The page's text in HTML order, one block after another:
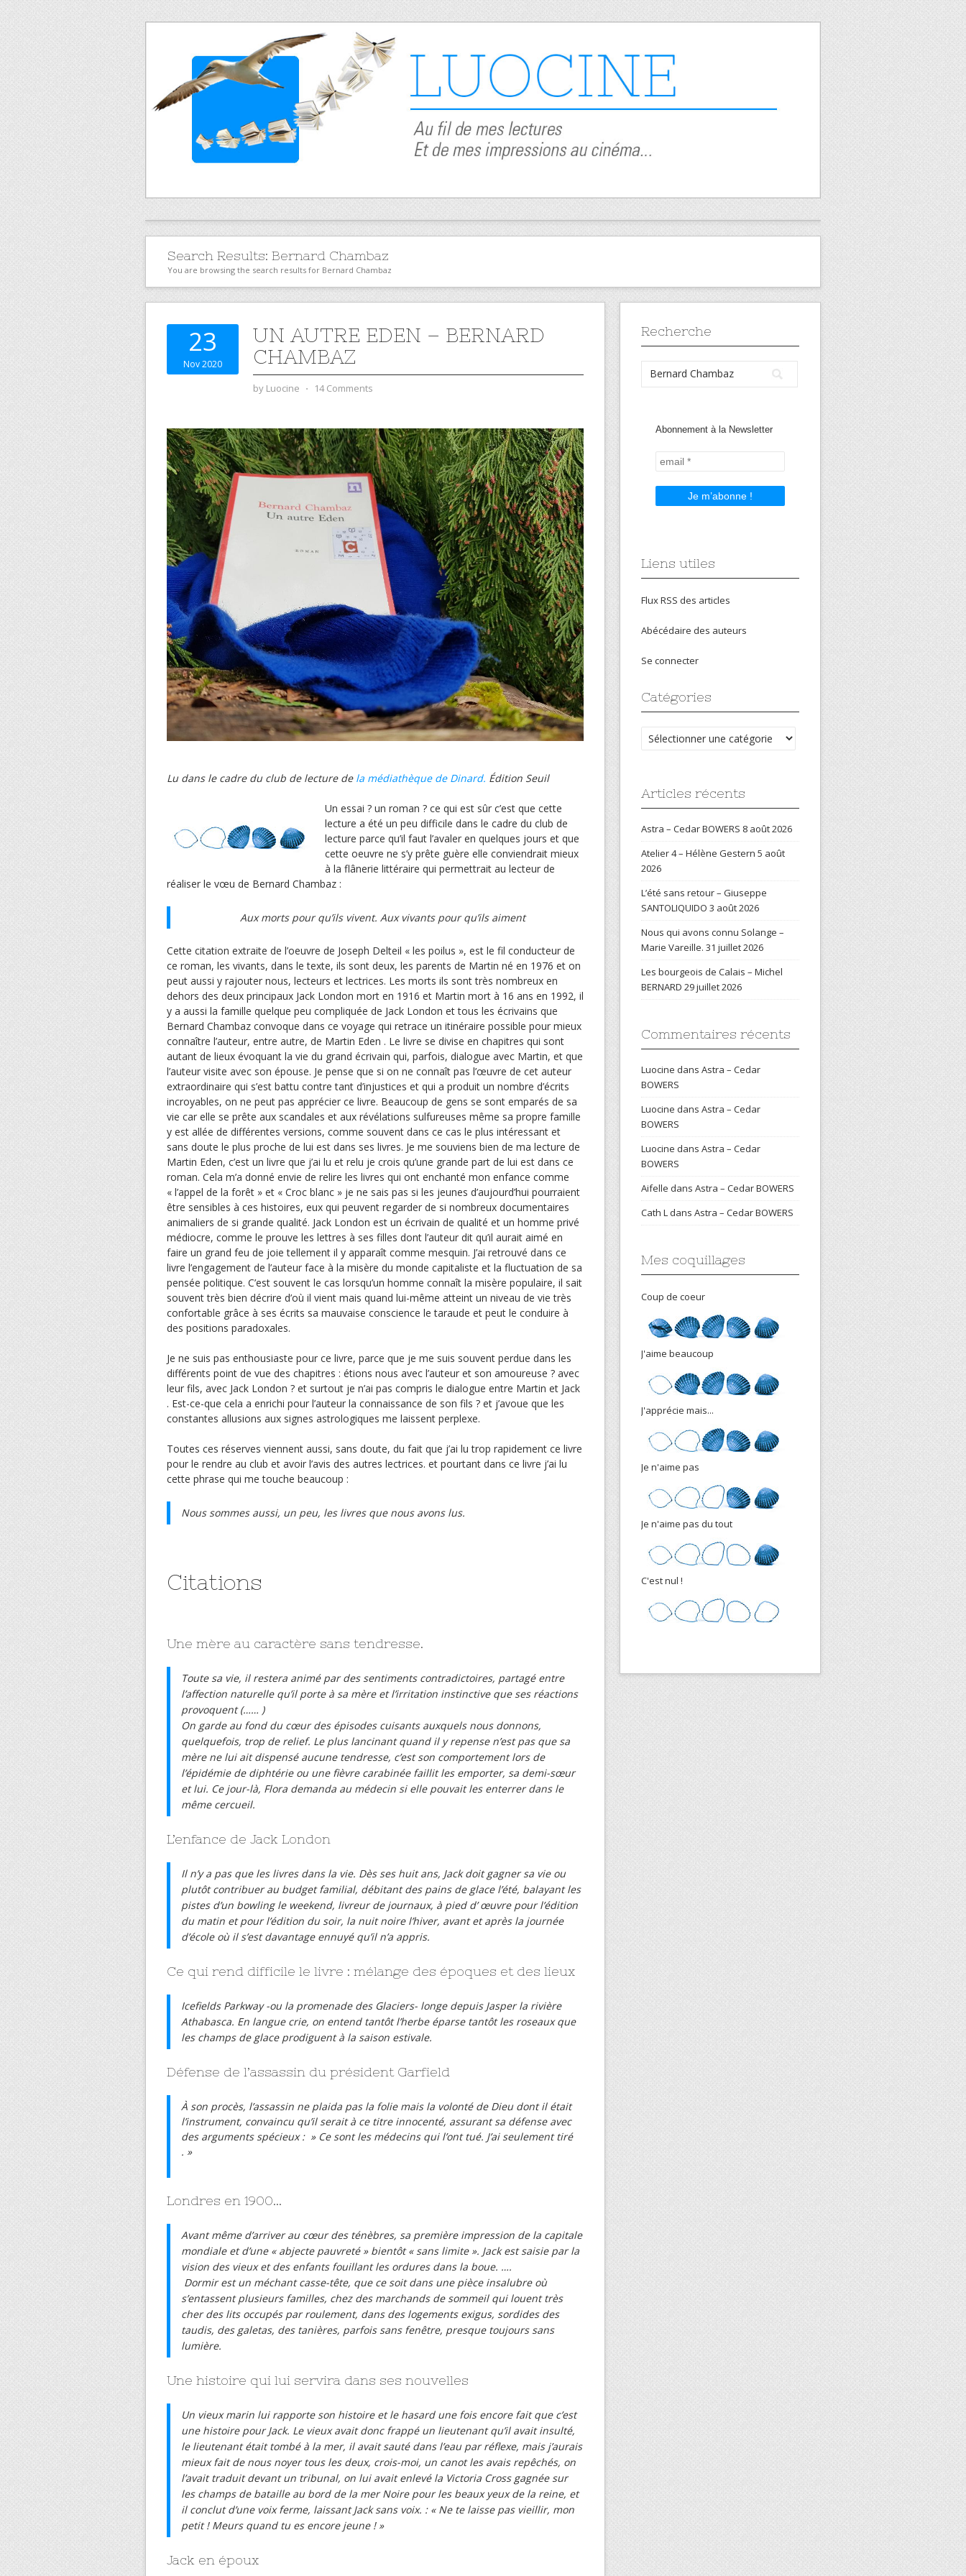
Search Results: Bernard Chambaz
You are browsing the search results for Bernard Chambaz
23
Nov 2020
UN AUTRE EDEN – BERNARD
CHAMBAZ
by Luocine ⋅ 14 Comments
Lu dans le cadre du club de lecture de la médiathèque de Dinard. Édition Seuil
Un essai ? un roman ? ce qui est sûr c’est que cette
lecture a été un peu difficile dans le cadre du club de
lecture parce qu’il faut l’avaler en quelques jours et que
cette oeuvre ne s’y prête guère elle conviendrait mieux
à la flânerie littéraire qui permettrait au lecteur de
réaliser le vœu de Bernard Chambaz :
Aux morts pour qu’ils vivent. Aux vivants pour qu’ils aiment
Cette citation extraite de l’oeuvre de Joseph Delteil « les poilus », est le fil conducteur de
ce roman, les vivants, dans le texte, ils sont deux, les parents de Martin né en 1976 et on
peut aussi y rajouter nous, lecteurs et lectrices. Les morts ils sont très nombreux en
dehors des deux principaux Jack London mort en 1916 et Martin mort à 16 ans en 1992, il
y a aussi la famille quelque peu compliquée de Jack London et tous les écrivains que
Bernard Chambaz convoque dans ce voyage qui retrace un itinéraire possible pour mieux
connaître l’auteur, entre autre, de Martin Eden . Le livre se divise en chapitres qui sont
autant de lieux évoquant la vie du grand écrivain qui, parfois, dialogue avec Martin, et que
l’auteur visite avec son épouse. Je pense que si on ne connaît pas l’œuvre de cet auteur
extraordinaire qui s’est battu contre tant d’injustices et qui a produit un nombre d’écrits
incroyables, on ne peut pas apprécier ce livre. Beaucoup de gens se sont emparés de sa
vie car elle se prête aux scandales et aux révélations sulfureuses même sa propre famille
y est allée de différentes versions, comme souvent dans ce cas le plus intéressant et
sans doute le plus proche de lui est dans ses livres. Je me souviens bien de ma lecture de
Martin Eden, c’est un livre que j’ai lu et relu je crois qu’une grande part de lui est dans ce
roman. Cela m’a donné envie de relire les livres qui ont enchanté mon enfance comme
« l’appel de la forêt » et « Croc blanc » je ne sais pas si les jeunes d’aujourd’hui pourraient
être sensibles à ces histoires, eux qui peuvent regarder de si nombreux documentaires
animaliers de si grande qualité. Jack London est un écrivain de qualité et un homme privé
médiocre, comme le prouve les lettres à ses filles dont l’auteur dit qu’il aurait aimé en
faire un grand feu de joie tellement il y apparaît comme mesquin. J’ai retrouvé dans ce
livre l’engagement de l’auteur face à la misère du monde capitaliste et la fluctuation de sa
pensée politique. C’est souvent le cas lorsqu’un homme connaît la misère populaire, il sait
souvent très bien décrire d’où il vient mais quand lui-même atteint un niveau de vie très
confortable grâce à ses écrits sa mauvaise conscience le taraude et peut le conduire à
des positions paradoxales.
Je ne suis pas enthousiaste pour ce livre, parce que je me suis souvent perdue dans les
différents point de vue des chapitres : étions nous avec l’auteur et son amoureuse ? avec
leur fils, avec Jack London ? et surtout je n’ai pas compris le dialogue entre Martin et Jack
. Est-ce-que cela a enrichi pour l’auteur la connaissance de son fils ? et j’avoue que les
constantes allusions aux signes astrologiques me laissent perplexe.
Toutes ces réserves viennent aussi, sans doute, du fait que j’ai lu trop rapidement ce livre
pour le rendre au club et avoir l’avis des autres lectrices. et pourtant dans ce livre j’ai lu
cette phrase qui me touche beaucoup :
Nous sommes aussi, un peu, les livres que nous avons lus.
Citations
Une mère au caractère sans tendresse.
Toute sa vie, il restera animé par des sentiments contradictoires, partagé entre
l’affection naturelle qu’il porte à sa mère et l’irritation instinctive que ses réactions
provoquent (…… )
On garde au fond du cœur des épisodes cuisants auxquels nous donnons,
quelquefois, trop de relief. Le plus lancinant quand il y repense n’est pas que sa
mère ne lui ait dispensé aucune tendresse, c’est son comportement lors de
l’épidémie de diphtérie ou une fièvre carabinée faillit les emporter, sa demi-sœur
et lui. Ce jour-là, Flora demanda au médecin si elle pouvait les enterrer dans le
même cercueil.
L’enfance de Jack London
Il n’y a pas que les livres dans la vie. Dès ses huit ans, Jack doit gagner sa vie ou
plutôt contribuer au budget familial, débitant des pains de glace l’été, balayant les
pistes d’un bowling le weekend, livreur de journaux, à pied d’ œuvre pour l’édition
du matin et pour l’édition du soir, la nuit noire l’hiver, avant et après la journée
d’école où il s’est davantage ennuyé qu’il n’a appris.
Ce qui rend difficile le livre : mélange des époques et des lieux
Icefields Parkway -ou la promenade des Glaciers- longe depuis Jasper la rivière
Athabasca. En langue crie, on entend tantôt l’herbe éparse tantôt les roseaux que
les champs de glace prodiguent à la saison estivale.
Défense de l’assassin du président Garfield
À son procès, l’assassin ne plaida pas la folie mais la volonté de Dieu dont il était
l’instrument, convaincu qu’il serait à ce titre innocenté, assurant sa défense avec
des arguments spécieux : » Ce sont les médecins qui l’ont tué. J’ai seulement tiré
. »
Londres en 1900…
Avant même d’arriver au cœur des ténèbres, sa première impression de la capitale
mondiale et d’une « abjecte pauvreté » bientôt « sans limite ». Jack est saisie par la
vision des vieux et des enfants fouillant les ordures dans la boue. ….
Dormir est un méchant casse-tête, que ce soit dans une pièce insalubre où
s’entassent plusieurs familles, chez des marchands de sommeil qui louent très
cher des lits occupés par roulement, dans des logements exigus, sordides des
taudis, des galetas, des tanières, parfois sans fenêtre, presque toujours sans
lumière.
Une histoire qui lui servira dans ses nouvelles
Un vieux marin lui rapporte son histoire et le hasard une fois encore fait que c’est
une histoire pour Jack. Le vieux avait donc frappé un lieutenant qu’il avait insulté,
le lieutenant était tombé à la mer, il avait sauté dans l’eau par réflexe, mais j’aurais
mieux fait de nous noyer tous les deux, crois-moi, un canot les avais repêchés, on
l’avait traduit devant un tribunal, on lui avait enlevé la Victoria Cross gagnée sur
les champs de bataille au bord de la mer Noire pour les beaux yeux de la reine, et
il conclut d’une voix ferme, laissant Jack sans voix. : « Ne te laisse pas vieillir, mon
petit ! Meurs quand tu es encore jeune ! »
Jack en époux
Recherche
Abonnement à la Newsletter
Liens utiles
Flux RSS des articles
Abécédaire des auteurs
Se connecter
Catégories
Catégories
Articles récents
Astra – Cedar BOWERS 8 août 2026
Atelier 4 – Hélène Gestern 5 août
2026
L’été sans retour – Giuseppe
SANTOLIQUIDO 3 août 2026
Nous qui avons connu Solange –
Marie Vareille. 31 juillet 2026
Les bourgeois de Calais – Michel
BERNARD 29 juillet 2026
Commentaires récents
Luocine dans Astra – Cedar
BOWERS
Luocine dans Astra – Cedar
BOWERS
Luocine dans Astra – Cedar
BOWERS
Aifelle dans Astra – Cedar BOWERS
Cath L dans Astra – Cedar BOWERS
Mes coquillages
Coup de coeur
J'aime beaucoup
J'apprécie mais...
Je n'aime pas
Je n'aime pas du tout
C'est nul !